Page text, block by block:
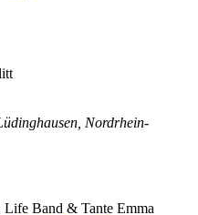
Nordrhein-